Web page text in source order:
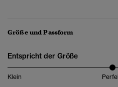
Größe und Passform
Entspricht der Größe
Klein